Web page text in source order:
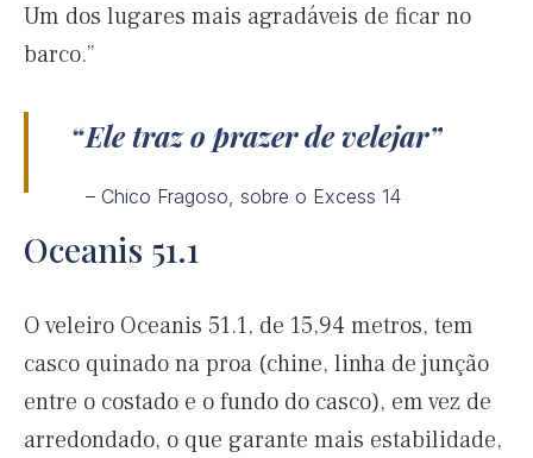
Um dos lugares mais agradáveis de ficar no
barco.”
Ele traz o prazer de velejar
– Chico Fragoso, sobre o Excess 14
Oceanis 51.1
O veleiro Oceanis 51.1, de 15,94 metros, tem
casco quinado na proa (chine, linha de junção
entre o costado e o fundo do casco), em vez de
arredondado, o que garante mais estabilidade,